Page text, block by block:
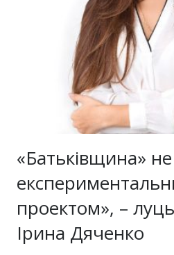
«Батьківщина»
проектом», –
Ірина Дяченко